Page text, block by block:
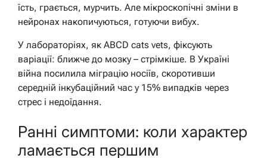
їсть, грається, мурчить. Але мікроскопічні зміни в
нейронах накопичуються, готуючи вибух.
У лабораторіях, як ABCD cats vets, фіксують
варіації: ближче до мозку – стрімкіше. В Україні
війна посилила міграцію носіїв, скоротивши
середній інкубаційний час у 15% випадків через
стрес і недоїдання.
Ранні симптоми: коли характер
ламається першим